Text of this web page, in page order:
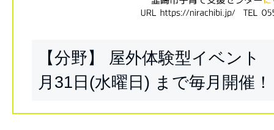
【分野】 屋外体験型イベント
月31日(水曜日) まで毎月開催！